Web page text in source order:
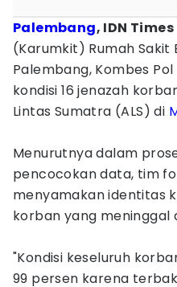
Palembang, IDN Times
(Karumkit) Rumah Sakit
Palembang, Kombes
kondisi 16 jenazah
Lintas Sumatra (ALS) di
Menurutnya dalam
pencocokan data, tim
menyamakan identitas
korban yang meninggal
"Kondisi keseluruh
99 persen karena